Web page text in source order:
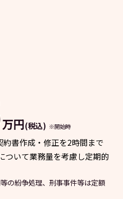
万円(税込) ※開始時
書作成・修正を2時間まで
ついて業務量を考慮し定期的
の紛争処理、刑事事件等は定額